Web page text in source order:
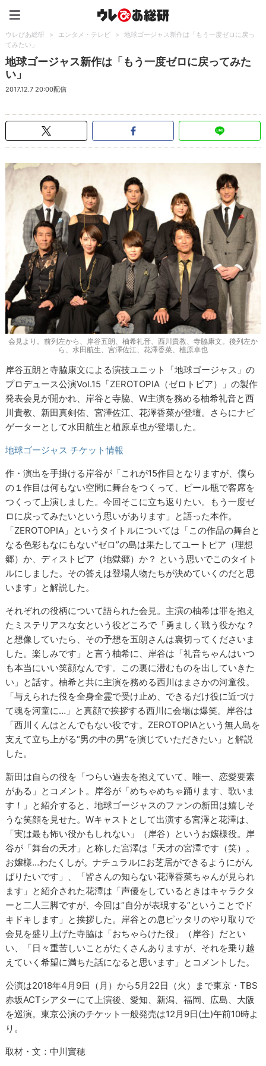
ウレぴあ総研 > エンタメ・テレビ >
地球ゴージャス新作は「もう一度ゼロに戻っ
てみたい」
地球ゴージャス新作は「もう一度ゼロに戻ってみた
い」
2017.12.7 20:00配信
会見より。前列左から、岸谷五朗、柚希礼音、西川貴教、寺脇康文。後列左か
ら、水田航生、宮澤佐江、花澤香菜、植原卓也
岸谷五朗と寺脇康文による演技ユニット「地球ゴージャス」の
プロデュース公演Vol.15「ZEROTOPIA（ゼロトピア）」の製作
発表会見が開かれ、岸谷と寺脇、W主演を務める柚希礼音と西
川貴教、新田真剣佑、宮澤佐江、花澤香菜が登壇。さらにナビ
ゲーターとして水田航生と植原卓也が登場した。
地球ゴージャス チケット情報
作・演出を手掛ける岸谷が「これが15作目となりますが、僕ら
の１作目は何もない空間に舞台をつくって、ビール瓶で客席を
つくって上演しました。今回そこに立ち返りたい。もう一度ゼ
ロに戻ってみたいという思いがあります」と語った本作。
「ZEROTOPIA」というタイトルについては「この作品の舞台と
なる色彩もなにもない“ゼロ”の島は果たしてユートピア（理想
郷）か、ディストピア（地獄郷）か？ という思いでこのタイト
ルにしました。その答えは登場人物たちが決めていくのだと思
います」と解説した。
それぞれの役柄について語られた会見。主演の柚希は罪を抱え
たミステリアスな女という役どころで「勇ましく戦う役かな？
と想像していたら、その予想を五朗さんは裏切ってくださいま
した。楽しみです」と言う柚希に、岸谷は「礼音ちゃんはいつ
も本当にいい笑顔なんです。この裏に潜むものを出していきた
い」と話す。柚希と共に主演を務める西川はまさかの河童役。
「与えられた役を全身全霊で受け止め、できるだけ役に近づけ
て魂を河童に…」と真顔で挨拶する西川に会場は爆笑。岸谷は
「西川くんはとんでもない役です。ZEROTOPIAという無人島を
支えて立ち上がる“男の中の男”を演じていただきたい」と解説
した。
新田は自らの役を「つらい過去を抱えていて、唯一、恋愛要素
がある」とコメント。岸谷が「めちゃめちゃ踊ります、歌いま
す！」と紹介すると、地球ゴージャスのファンの新田は嬉しそ
うな笑顔を見せた。Wキャストとして出演する宮澤と花澤は、
「実は最も怖い役かもしれない」（岸谷）というお嬢様役。岸
谷が「舞台の天才」と称した宮澤は「天才の宮澤です（笑）。
お嬢様…わたくしが。ナチュラルにお芝居ができるようにがん
ばりたいです」、「皆さんの知らない花澤香菜ちゃんが見られ
ます」と紹介された花澤は「声優をしているときはキャラクタ
ーと二人三脚ですが、今回は“自分が表現する”ということでド
キドキします」と挨拶した。岸谷との息ピッタリのやり取りで
会見を盛り上げた寺脇は「おちゃらけた役」（岸谷）だとい
い、「日々重苦しいことがたくさんありますが、それを乗り越
えていく希望に満ちた話になると思います」とコメントした。
公演は2018年4月9日（月）から5月22日（火）まで東京・TBS
赤坂ACTシアターにて上演後、愛知、新潟、福岡、広島、大阪
を巡演。東京公演のチケット一般発売は12月9日(土)午前10時よ
り。
取材・文：中川實穂